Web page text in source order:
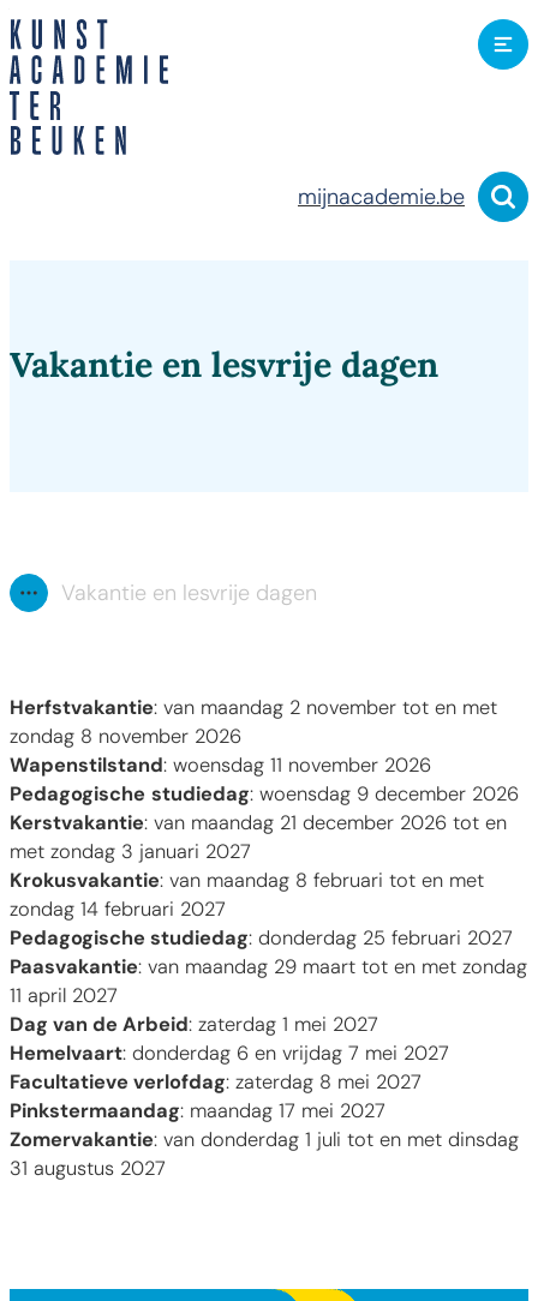
Naar inhoud
Kunstacademie Lokeren
mijnacademie.be
Vakantie en lesvrije dagen
Toon alle broodkruimel items
Vakantie en lesvrije dagen
Herfstvakantie: van maandag 2 november tot en met
zondag 8 november 2026
Wapenstilstand: woensdag 11 november 2026
Pedagogische studiedag: woensdag 9 december 2026
Kerstvakantie: van maandag 21 december 2026 tot en
met zondag 3 januari 2027
Krokusvakantie: van maandag 8 februari tot en met
zondag 14 februari 2027
Pedagogische studiedag: donderdag 25 februari 2027
Paasvakantie: van maandag 29 maart tot en met zondag
11 april 2027
Dag van de Arbeid: zaterdag 1 mei 2027
Hemelvaart: donderdag 6 en vrijdag 7 mei 2027
Facultatieve verlofdag: zaterdag 8 mei 2027
Pinkstermaandag: maandag 17 mei 2027
Zomervakantie: van donderdag 1 juli tot en met dinsdag
31 augustus 2027